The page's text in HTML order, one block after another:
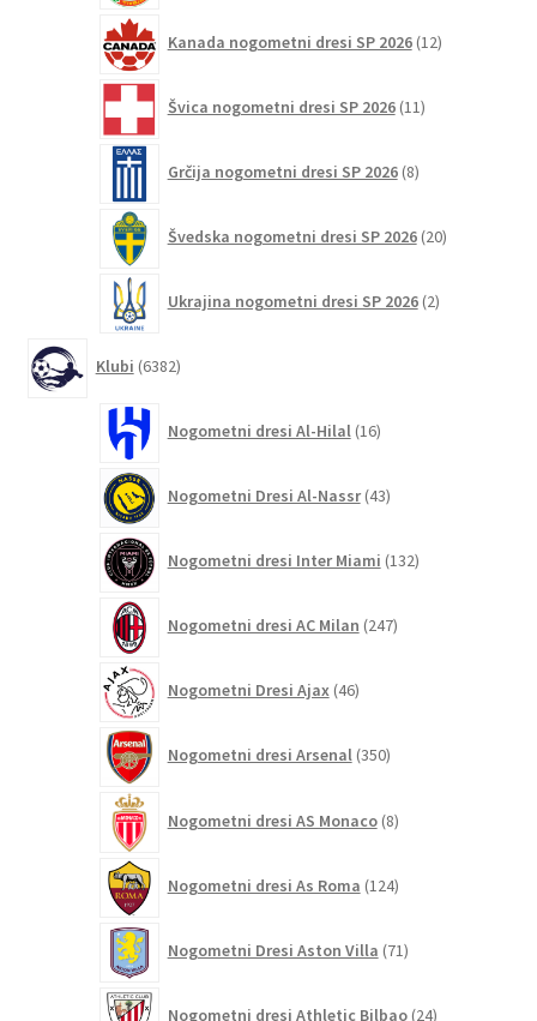
Kanada nogometni dresi SP 2026 12izdelkov
Švica nogometni dresi SP 2026 11izdelkov
Grčija nogometni dresi SP 2026 8izdelkov
Švedska nogometni dresi SP 2026 20izdelkov
Ukrajina nogometni dresi SP 2026 2izdelka
Klubi 6382izdelkov
Nogometni dresi Al-Hilal 16izdelkov
Nogometni Dresi Al-Nassr 43izdelkov
Nogometni dresi Inter Miami 132izdelkov
Nogometni dresi AC Milan 247izdelkov
Nogometni Dresi Ajax 46izdelkov
Nogometni dresi Arsenal 350izdelkov
Nogometni dresi AS Monaco 8izdelkov
Nogometni dresi As Roma 124izdelkov
Nogometni Dresi Aston Villa 71izdelkov
Nogometni dresi Athletic Bilbao 24